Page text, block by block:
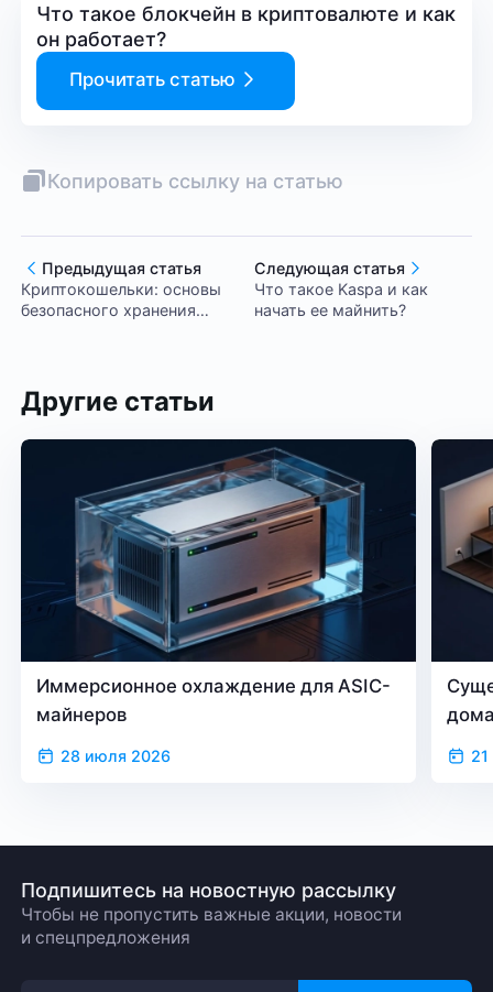
Что такое блокчейн в криптовалюте и как
он работает?
Прочитать статью
Копировать ссылку на статью
Предыдущая статья
Криптокошельки: основы
безопасного хранения
Следующая статья
Что такое Kaspa и как
начать ее майнить?
Другие статьи
Иммерсионное охлаждение для ASIC-
майнеров
28 июля 2026
Подпишитесь на новостную рассылку
Чтобы не пропустить важные акции, новости
и спецпредложения